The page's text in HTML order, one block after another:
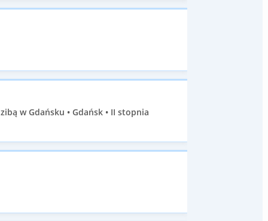
w Gdańsku • Gdańsk • II stopnia